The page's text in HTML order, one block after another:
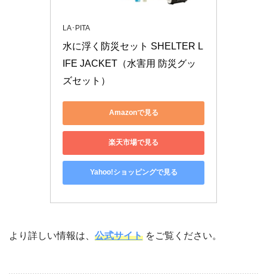
LA･PITA
水に浮く防災セット SHELTER L
IFE JACKET（水害用 防災グッ
ズセット）
Amazonで見る
楽天市場で見る
Yahoo!ショッピングで見る
より詳しい情報は、 公式サイト をご覧ください。